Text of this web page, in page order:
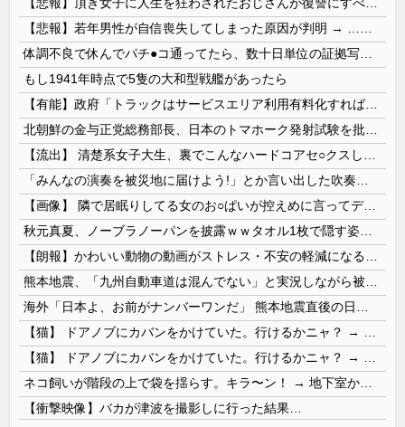
もし1941年時点で5隻の大和型戦艦があったら
【有能】政府「トラックはサービスエリア利用有料化すればサボらず走るし流問題解決じゃね？」
【画像】 隣で居眠りしてる女のお○ぱいが控えめに言ってデカいｗｗｗ
【衝撃映像】バカが津波を撮影しに行った結果…